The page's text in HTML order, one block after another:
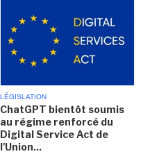
LÉGISLATION
ChatGPT bientôt soumis
au régime renforcé du
Digital Service Act de
l'Union...